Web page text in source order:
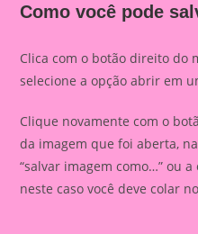
Como você pode
Clica com o botão direito do
selecione a opção abrir em
Clique novamente com o
da imagem que foi aberta,
“salvar imagem como…” ou
neste caso você deve colar